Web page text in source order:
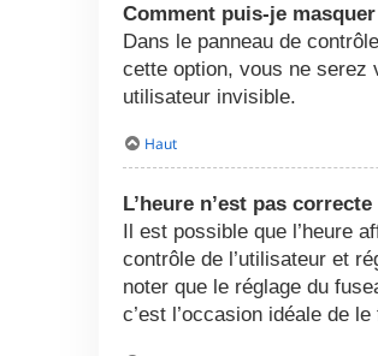
Comment puis-je
Dans le panneau de
cette option, vous ne serez
utilisateur invisible.
Haut
L’heure n’est pas correcte
Il est possible que l’heure
contrôle de l’utilisateur et
noter que le réglage du
c’est l’occasion idéale de le